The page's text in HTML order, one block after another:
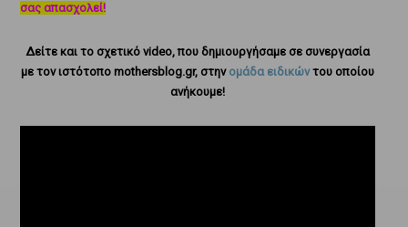
σας απασχολεί!
Δείτε και το σχετικό video, που δημιουργήσαμε σε συνεργασία
με τον ιστότοπο mothersblog.gr, στην ομάδα ειδικώντου οποίου
ανήκουμε!